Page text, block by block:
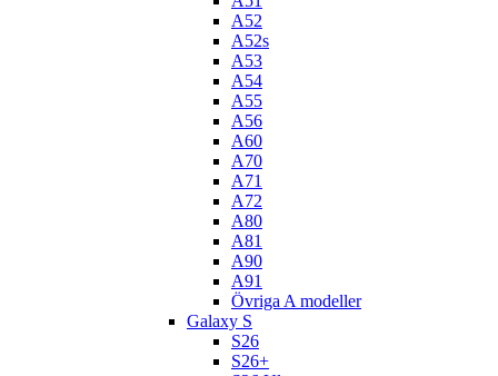
A52
A52s
A53
A54
A55
A56
A60
A70
A71
A72
A80
A81
A90
A91
Övriga A modeller
Galaxy S
S26
S26+